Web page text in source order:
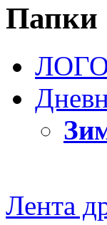
Папки
Лента